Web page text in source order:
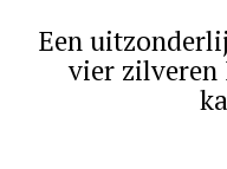
Een
vier zilveren